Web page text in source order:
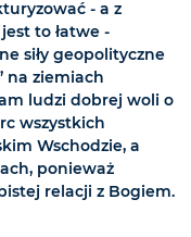
- a z
to łatwe -
siły geopolityczne
na ziemiach
ludzi dobrej woli o
wszystkich
Wschodzie, a
ponieważ
relacji z Bogiem.